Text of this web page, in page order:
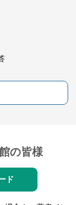
の皆様
ド